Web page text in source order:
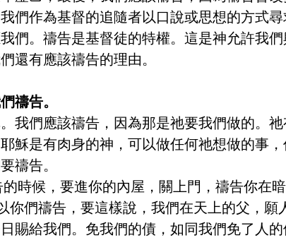
們作為基督的追隨者以口說或思想的方式
們。禱告是基督徒的特權。這是神允許我
還有應該禱告的理由。
禱告。
我們應該禱告，因為那是祂要我們做的。
穌是有肉身的神，可以做任何祂想做的事
禱告。
時候，要進你的內屋，關上門，禱告你在
你們禱告，要這樣說，我們在天上的父，
賜給我們。免我們的債，如同我們免了人